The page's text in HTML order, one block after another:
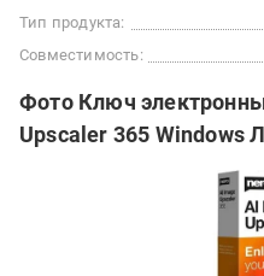
Тип продукта:
Совместимость:
Фото Ключ
Upscaler 365 Windows